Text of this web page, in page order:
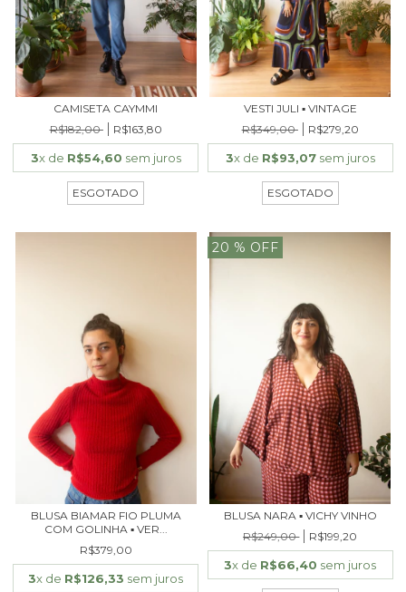
CAMISETA CAYMMI
R$182,00
R$163,80
3x de R$54,60 sem juros
ESGOTADO
VESTI JULI ▪ VINTAGE
R$349,00
R$279,20
3x de R$93,07sem juros
ESGOTADO
BLUSA BIAMAR FIO PLUMA
COM GOLINHA ▪ VER...
R$379,00
3x de R$126,33 sem juros
20 % OFF
BLUSA NARA ▪ VICHY VINHO
R$249,00
R$199,20
3x de R$66,40 sem juros